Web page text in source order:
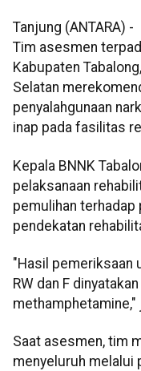
Tanjung (ANTARA) -
Tim asesmen
Kabupaten
Selatan
penyalahgunaan
inap pada fasilitas
Kepala BNNK
pelaksanaan
pemulihan terhadap
pendekatan
"Hasil pemeriksaan
RW dan F
Saat asesmen, tim
menyeluruh melalui